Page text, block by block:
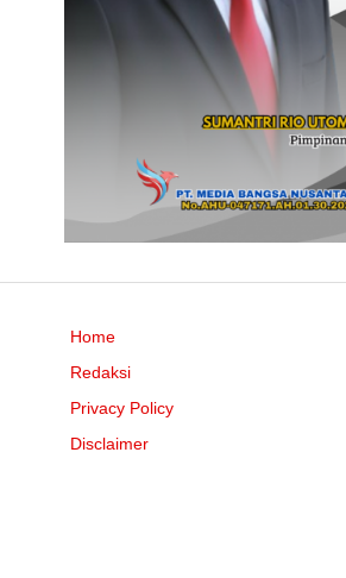
Home
Redaksi
Privacy Policy
Disclaimer